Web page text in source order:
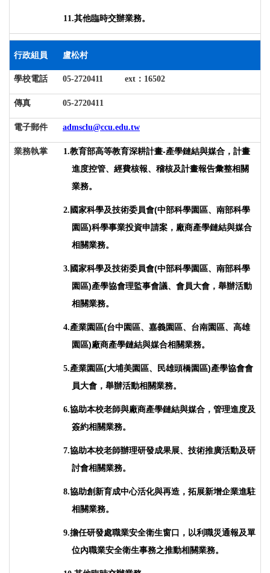
11.其他臨時交辦業務。
行政組員 盧松村
學校電話 05-2720411 ext ：16502
傳真 05-2720411
電子郵件 admsclu@ccu.edu.tw
業務執掌 1.教育部高等教育深耕計畫-產學鏈結與媒合，計畫
進度控管、經費核報、稽核及計畫報告彙整相關
業務。
2. 國家科學及技術委員會(中部科學園區、南部科學
園區)科學事業投資申請案，廠商產學鏈結與媒合
相關業務。
3. 國家科學及技術委員會(中部科學園區、南部科學
園區)產學協會理監事會議、會員大會，舉辦活動
相關業務。
4.產業園區(台中園區、嘉義園區、台南園區、高雄
園區)廠商產學鏈結與媒合相關業務。
5.產業園區(大埔美園區、民雄頭橋園區)產學協會會
員大會，舉辦活動相關業務。
6.協助本校老師與廠商產學鏈結與媒合，管理進度及
簽約相關業務。
7.協助本校老師辦理研發成果展、技術推廣活動及研
討會相關業務。
8.協助創新育成中心活化與再造，拓展新增企業進駐
相關業務。
9.擔任研發處職業安全衛生窗口，以利職災通報及單
位內職業安全衛生事務之推動相關業務。